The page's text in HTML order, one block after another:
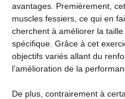
avantages. Premièrement,
muscles fessiers, ce qui en
cherchent à améliorer la
spécifique. Grâce à cet
objectifs variés allant du
l’amélioration de la
De plus, contrairement à